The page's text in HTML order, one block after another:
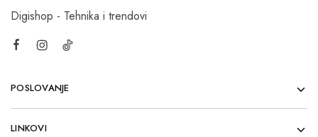
Digishop - Tehnika i trendovi
POSLOVANJE
LINKOVI